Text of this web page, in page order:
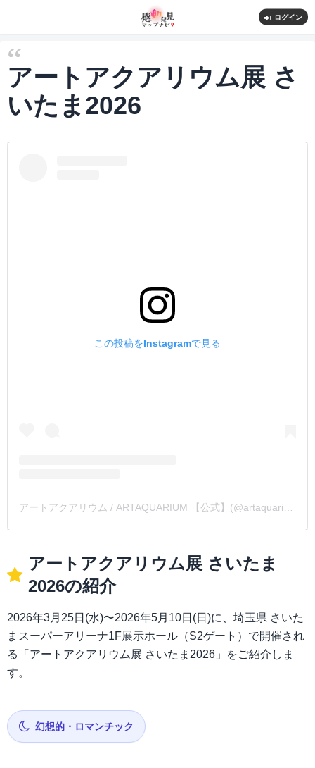
ログイン
アートアクアリウム展 さ
いたま2026
この投稿をInstagramで見る
アートアクアリウム展 さいたま
2026の紹介
2026年3月25日(水)〜2026年5月10日(日)に、埼玉県 さいた
まスーパーアリーナ1F展示ホール（S2ゲート）で開催され
る「アートアクアリウム展 さいたま2026」をご紹介しま
す。
幻想的・ロマンチック